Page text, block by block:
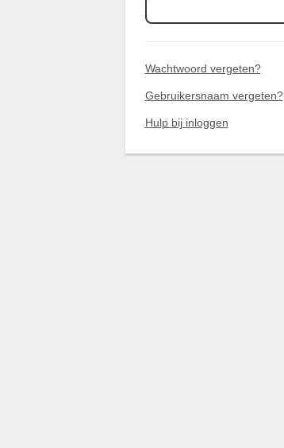
Wachtwoord vergeten?
Gebruikersnaam vergeten?
Hulp bij inloggen